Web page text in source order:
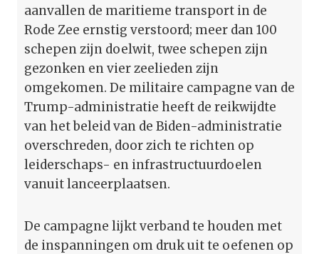
aanvallen de maritieme transport in de
Rode Zee ernstig verstoord; meer dan 100
schepen zijn doelwit, twee schepen zijn
gezonken en vier zeelieden zijn
omgekomen. De militaire campagne van de
Trump-administratie heeft de reikwijdte
van het beleid van de Biden-administratie
overschreden, door zich te richten op
leiderschaps- en infrastructuurdoelen
vanuit lanceerplaatsen.
De campagne lijkt verband te houden met
de inspanningen om druk uit te oefenen op